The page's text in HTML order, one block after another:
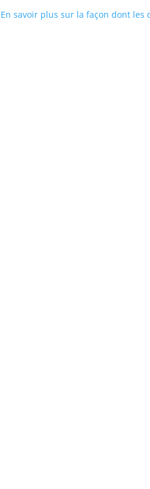
En savoir plus sur la façon dont les